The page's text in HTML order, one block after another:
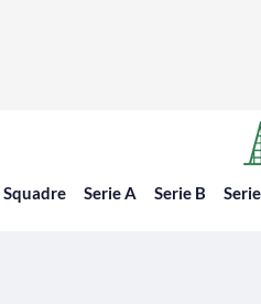
Squadre Serie A Serie B